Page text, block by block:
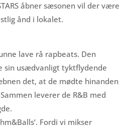
åbner sæsonen vil der være
ånd i lokalet.
lave rå rapbeats. Den
sin usædvanligt tyktflydende
det, at de mødte hinanden
leverer de R&B med
Fordi vi mikser